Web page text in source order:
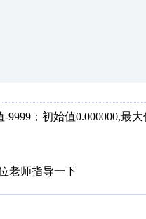
；初始值0.000000,最
老师指导一下